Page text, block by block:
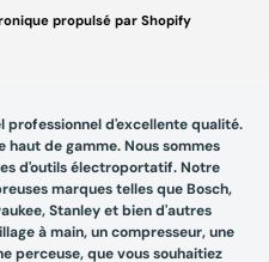
propulsé par Shopify
professionnel d'excellente qualité.
haut de gamme. Nous sommes
d'outils électroportatif. Notre
marques telles que Bosch,
Stanley et bien d'autres
à main, un compresseur, une
perceuse, que vous souhaitiez